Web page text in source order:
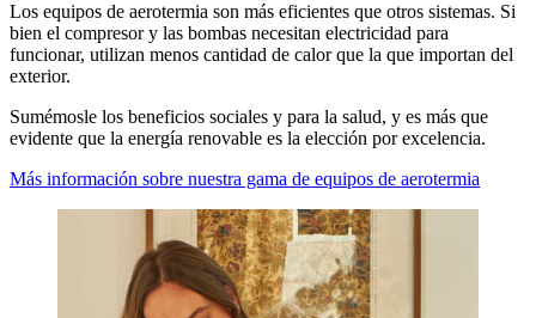
Los equipos de aerotermia son más eficientes que otros sistemas. Si
bien el compresor y las bombas necesitan electricidad para
funcionar, utilizan menos cantidad de calor que la que importan del
exterior.
Sumémosle los beneficios sociales y para la salud, y es más que
evidente que la energía renovable es la elección por excelencia.
Más información sobre nuestra gama de equipos de aerotermia